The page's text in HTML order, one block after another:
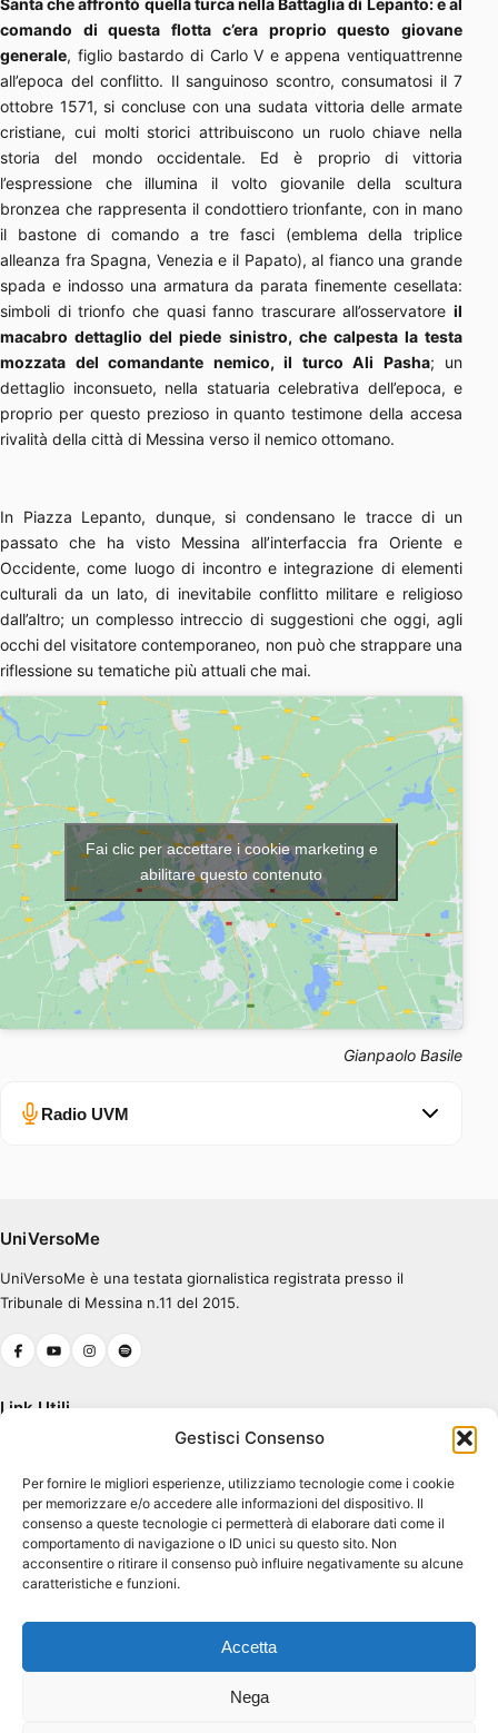
Gestisci Consenso
Per fornire le migliori esperienze, utilizziamo tecnologie come i cookie
per memorizzare e/o accedere alle informazioni del dispositivo. Il
consenso a queste tecnologie ci permetterà di elaborare dati come il
comportamento di navigazione o ID unici su questo sito. Non
acconsentire o ritirare il consenso può influire negativamente su alcune
caratteristiche e funzioni.
Accetta
Nega
Radio UVM
0:00
comando di questa flotta c’era proprio questo giovane
generale, figlio bastardo di Carlo V e appena ventiquattrenne
all’epoca del conflitto. Il sanguinoso scontro, consumatosi il 7
ottobre 1571, si concluse con una sudata vittoria delle armate
cristiane, cui molti storici attribuiscono un ruolo chiave nella
storia del mondo occidentale. Ed è proprio di vittoria
l’espressione che illumina il volto giovanile della scultura
bronzea che rappresenta il condottiero trionfante, con in mano
il bastone di comando a tre fasci (emblema della triplice
alleanza fra Spagna, Venezia e il Papato), al fianco una grande
spada e indosso una armatura da parata finemente cesellata:
simboli di trionfo che quasi fanno trascurare all’osservatore il
macabrodettaglio del piede sinistro, che calpesta la testa
mozzata del comandante nemico, il turco Ali Pasha; un
dettaglio inconsueto, nella statuaria celebrativa dell’epoca, e
proprio per questo prezioso in quanto testimone della accesa
rivalità della città di Messina verso il nemico ottomano.
In Piazza Lepanto, dunque, si condensano le tracce di un
passato che ha visto Messina all’interfaccia fra Oriente e
Occidente, come luogo di incontro e integrazione di elementi
culturali da un lato, di inevitabile conflitto militare e religioso
dall’altro; un complesso intreccio di suggestioni che oggi, agli
occhi del visitatore contemporaneo, non può che strappare una
riflessione su tematiche più attuali che mai.
Fai clic per accettare i cookie marketing e
abilitare questo contenuto
Gianpaolo Basile
UniVersoMe
UniVersoMe è una testata giornalistica registrata presso il
Tribunale di Messina n.11 del 2015.
Link Utili
Cookie Policy (UE)
Terms & Conditions
Contatti
Piazza Pugliatti, 1
Dir. Resp. Antonio Tavilla